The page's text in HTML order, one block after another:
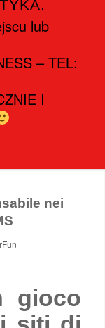
lub
– TEL:
I
nei
gioco